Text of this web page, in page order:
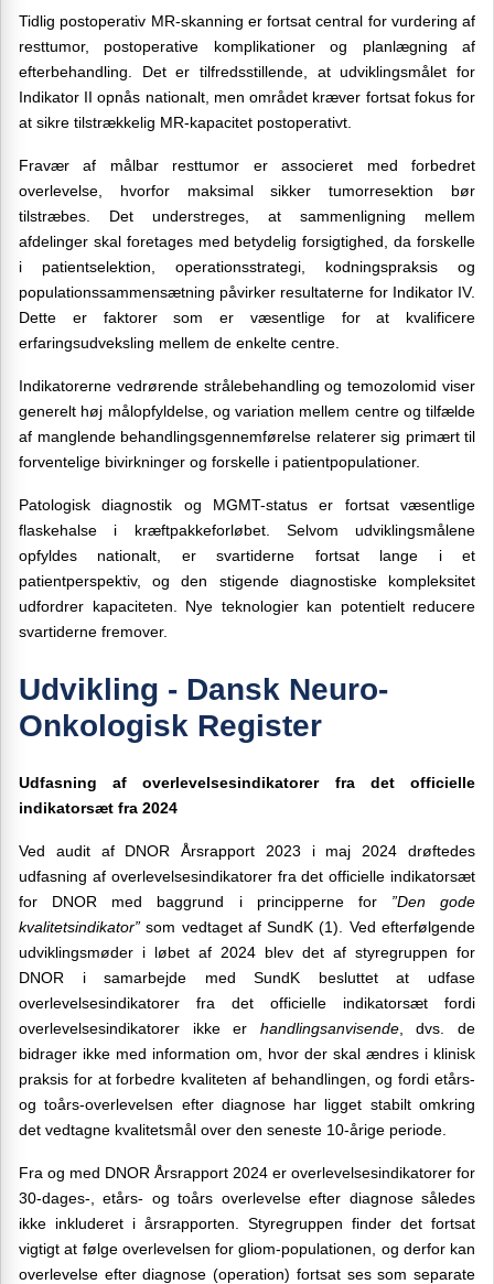
Tidlig postoperativ MR-skanning er fortsat central for vurdering af
resttumor, postoperative komplikationer og planlægning af
efterbehandling. Det er tilfredsstillende, at udviklingsmålet for
Indikator II opnås nationalt, men området kræver fortsat fokus for
at sikre tilstrækkelig MR-kapacitet postoperativt.
Fravær af målbar resttumor er associeret med forbedret
overlevelse, hvorfor maksimal sikker tumorresektion bør
tilstræbes. Det understreges, at sammenligning mellem
afdelinger skal foretages med betydelig forsigtighed, da forskelle
i patientselektion, operationsstrategi, kodningspraksis og
populationssammensætning påvirker resultaterne for Indikator IV.
Dette er faktorer som er væsentlige for at kvalificere
erfaringsudveksling mellem de enkelte centre.
Indikatorerne vedrørende strålebehandling og temozolomid viser
generelt høj målopfyldelse, og variation mellem centre og tilfælde
af manglende behandlingsgennemførelse relaterer sig primært til
forventelige bivirkninger og forskelle i patientpopulationer.
Patologisk diagnostik og MGMT-status er fortsat væsentlige
flaskehalse i kræftpakkeforløbet. Selvom udviklingsmålene
opfyldes nationalt, er svartiderne fortsat lange i et
patientperspektiv, og den stigende diagnostiske kompleksitet
udfordrer kapaciteten. Nye teknologier kan potentielt reducere
svartiderne fremover.
Udvikling - Dansk Neuro-
Onkologisk Register
Udfasning af overlevelsesindikatorer fra det officielle
indikatorsæt fra 2024
Ved audit af DNOR Årsrapport 2023 i maj 2024 drøftedes
udfasning af overlevelsesindikatorer fra det officielle indikatorsæt
for DNOR med baggrund i principperne for ”Den gode
kvalitetsindikator” som vedtaget af SundK (1). Ved efterfølgende
udviklingsmøder i løbet af 2024 blev det af styregruppen for
DNOR i samarbejde med SundK besluttet at udfase
overlevelsesindikatorer fra det officielle indikatorsæt fordi
overlevelsesindikatorer ikke er handlingsanvisende, dvs. de
bidrager ikke med information om, hvor der skal ændres i klinisk
praksis for at forbedre kvaliteten af behandlingen, og fordi etårs-
og toårs-overlevelsen efter diagnose har ligget stabilt omkring
det vedtagne kvalitetsmål over den seneste 10-årige periode.
Fra og med DNOR Årsrapport 2024 er overlevelsesindikatorer for
30-dages-, etårs- og toårs overlevelse efter diagnose således
ikke inkluderet i årsrapporten. Styregruppen finder det fortsat
vigtigt at følge overlevelsen for gliom-populationen, og derfor kan
overlevelse efter diagnose (operation) fortsat ses som separate